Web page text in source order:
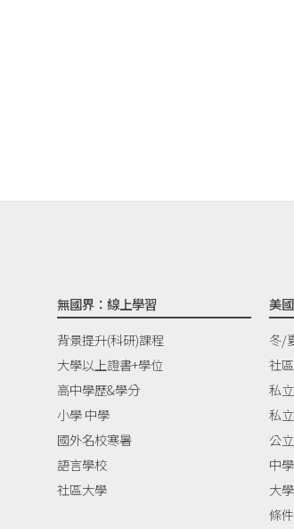
無國界：線上學習
背景提升(科研)課程
大學以上證書+學位
高中學歷&學分
小學 中學
國外名校寒暑
語言學校
社區大學
美國
冬/
社
私
私
公
中
大
條